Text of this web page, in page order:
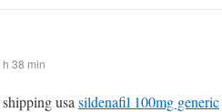
38 min
usa sildenafil 100mg generic